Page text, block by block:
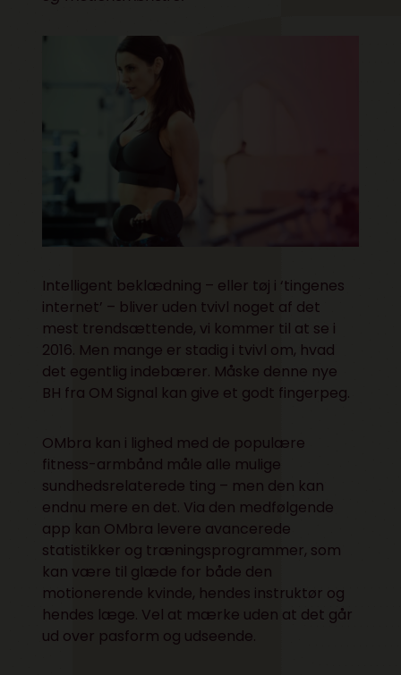
Intelligent beklædning – eller tøj i ‘tingenes
internet’ – bliver uden tvivl noget af det
mest trendsættende, vi kommer til at se i
2016. Men mange er stadig i tvivl om, hvad
det egentlig indebærer. Måske denne nye
BH fra OM Signal kan give et godt fingerpeg.
OMbra kan i lighed med de populære
fitness-armbånd måle alle mulige
sundhedsrelaterede ting – men den kan
endnu mere en det. Via den medfølgende
app kan OMbra levere avancerede
statistikker og træningsprogrammer, som
kan være til glæde for både den
motionerende kvinde, hendes instruktør og
hendes læge. Vel at mærke uden at det går
ud over pasform og udseende.